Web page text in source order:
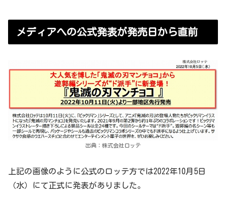
メディアへの公式発表が発売日から直前
出典：株式会社ロッテ
上記の画像のように公式のロッテ方では2022年10月5日
（水）にて正式に発表がありました。